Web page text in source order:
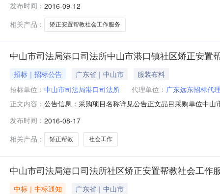
文联系人及联系方式：项目联系人详见公告正文项目联
称广东远东招标代理有限公司
发布时间： 2016-09-12
相关产品：
矫正安置帮教社会工作服务
中山市司法局港口司法所中山市港口镇社区矫正安置
招标｜招标公告 广东省｜中山市
服装布料
招标单位： 中山市司法局港口司法所 代理单位： 广东远东招标代
正文内容： 公告信息：采购项目名称详见公告正文品目采购单位中
单位中山市司法局港口司法所采购单位地址详见公告正
系方式详见公告正文广东
发布时间： 2016-08-17
相关产品：
矫正帮教 社会工作
中山市司法局港口司法所社区矫正安置帮教社会工
中标｜中标通知
广东省｜中山市